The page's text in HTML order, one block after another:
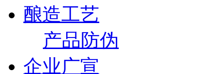
酿造工艺
产品防伪
企业广宣